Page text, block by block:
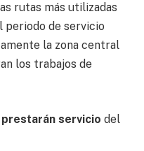
rutas más utilizadas
periodo de servicio
la zona central
los trabajos de
servicio del